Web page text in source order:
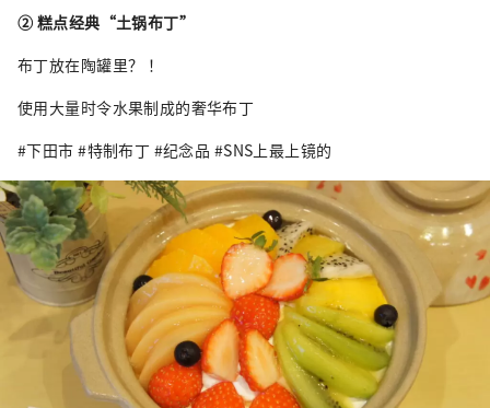
② 糕点经典“土锅布丁”
布丁放在陶罐里？ ！
使用大量时令水果制成的奢华布丁
#下田市 #特制布丁 #纪念品 #SNS上最上镜的